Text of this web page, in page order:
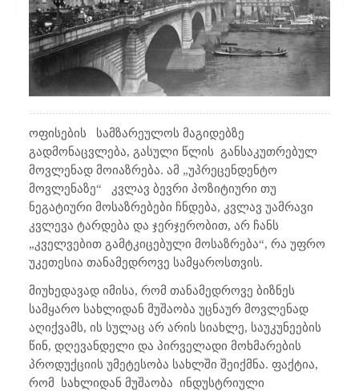
ოფისების სამზარეულოს მაგიდებზე
გადმონაცვლება, გასული წლის განსაკუთრებულ
მოვლენად მოიაზრება. ამ „უპრეცენდენტო
მოვლენაზე“ კვლავ ბევრი პოზიტიური თუ
ნეგატიური მოსაზრებები ჩნდება, კვლავ უამრავი
კვლევა ტარდება და ჯერჯერობით, არ ჩანს
„კველვებით გამტკიცებული მოსაზრება“, რა უფრო
უკეთესია თანამედროვე სამყაროსთვის.
მიუხედავად იმისა, რომ თანამედროვე ბიზნეს
სამყარო სახლიდან მუშაობა უცნაურ მოვლენად
აღიქვამს, ის სულაც არ არის სიახლე, საუკუნეების
წინ, დღევანდელი და პირველადი მოხმარების
პროდუქციის უმეტესობა სახლში შეიქმნა. ფაქტია,
რომ სახლიდან მუშაობა ინდუსტრიული